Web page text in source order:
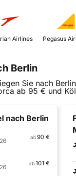
Austrian Airlines
Berlin
Sie nach
ab 95 € und
nach Berlin
ab90 €
ab101 €